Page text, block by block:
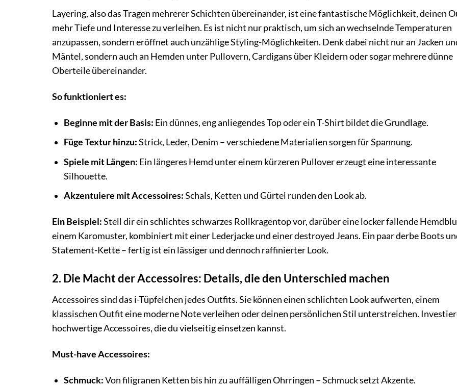
Layering, also das Tragen mehrerer Schichten übereinander, ist eine fantastische Möglichkeit, deinen
mehr Tiefe und Interesse zu verleihen. Es ist nicht nur praktisch, um sich an wechselnde Temperaturen
anzupassen, sondern eröffnet auch unzählige Styling-Möglichkeiten. Denk dabei nicht nur an Jacken
Mäntel, sondern auch an Hemden unter Pullovern, Cardigans über Kleidern oder sogar mehrere dünne
Oberteile übereinander.
So funktioniert es:
Beginne mit der Basis: Ein dünnes, eng anliegendes Top oder ein T-Shirt bildet die Grundlage.
Füge Textur hinzu:Strick, Leder, Denim – verschiedene Materialien sorgen für Spannung.
Spiele mit Längen: Ein längeres Hemd unter einem kürzeren Pullover erzeugt eine interessante
Silhouette.
Akzentuiere mit Accessoires:Schals, Ketten und Gürtel runden den Look ab.
Ein Beispiel:Stell dir ein schlichtes schwarzes Rollkragentop vor, darüber eine locker fallende
einem Karomuster, kombiniert mit einer Lederjacke und einer destroyed Jeans. Ein paar derbe Boots
Statement-Kette – fertig ist ein lässiger und dennoch raffinierter Look.
2. Die Macht der Accessoires: Details, die den Unterschied machen
Accessoires sind das i-Tüpfelchen jedes Outfits. Sie können einen schlichten Look aufwerten, einem
klassischen Outfit eine moderne Note verleihen oder deinen persönlichen Stil unterstreichen.
hochwertige Accessoires, die du vielseitig einsetzen kannst.
Must-have Accessoires:
Schmuck:Von filigranen Ketten bis hin zu auffälligen Ohrringen – Schmuck setzt Akzente.